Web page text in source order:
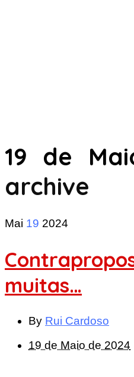
19 de
archive
Mai 19 2024
muitas…
By Rui Cardoso
19 de Maio de 2024